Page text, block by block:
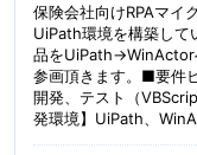
保険会社向けRPAマイ
UiPath環境を構築して
品をUiPath→WinActor
参画頂きます。■要件
開発、テスト（
発環境】UiPath、